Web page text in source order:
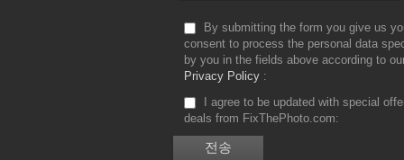
By submitting the form you give us
consent to process the personal data
by you in the fields above according to
Privacy Policy
I agree to be updated with special
deals from FixThePhoto.com